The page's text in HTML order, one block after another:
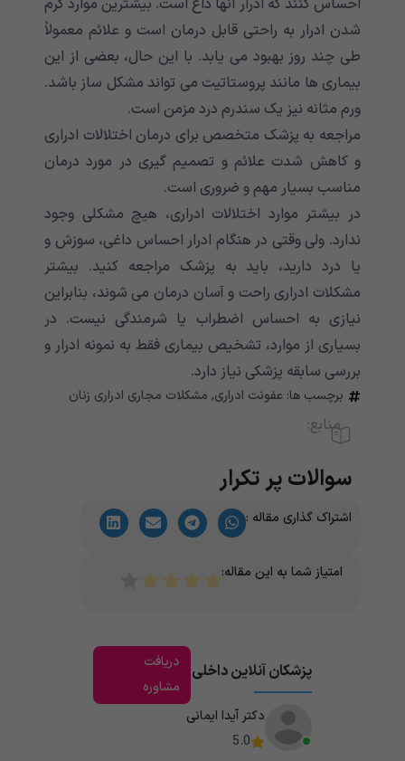
احساس کنند که ادرار آنها داغ است. بیشترین موارد گرم
شدن ادرار به راحتی قابل درمان است و علائم معمولاً
طی چند روز بهبود می یابد. با این حال، بعضی از این
بیماری ها مانند پروستاتیت می تواند مشکل ساز باشد.
ورم مثانه نیز یک سندرم درد مزمن است.
مراجعه به پزشک متخصص برای درمان اختلالات ادراری
و کاهش شدت علائم و تصمیم گیری در مورد درمان
مناسب بسیار مهم و ضروری است.
در بیشتر موارد اختلالات ادراری، هیچ مشکلی وجود
ندارد. ولی وقتی در هنگام ادرار احساس داغی، سوزش و
یا درد دارید، باید به پزشک مراجعه کنید. بیشتر
مشکلات ادراری راحت و آسان درمان می شوند، بنابراین
نیازی به احساس اضطراب یا شرمندگی نیست. در
بسیاری از موارد، تشخیص بیماری فقط به نمونه ادرار و
بررسی سابقه پزشکی نیاز دارد.
برچسب ها: عفونت ادراری, مشکلات مجاری ادراری زنان
منابع:
سوالات پر تکرار
اشتراک گذاری مقاله :
امتیاز شما به این مقاله:
پزشکان آنلاین داخلی
دریافت
مشاوره
دکتر آیدا ایمانی
5.0